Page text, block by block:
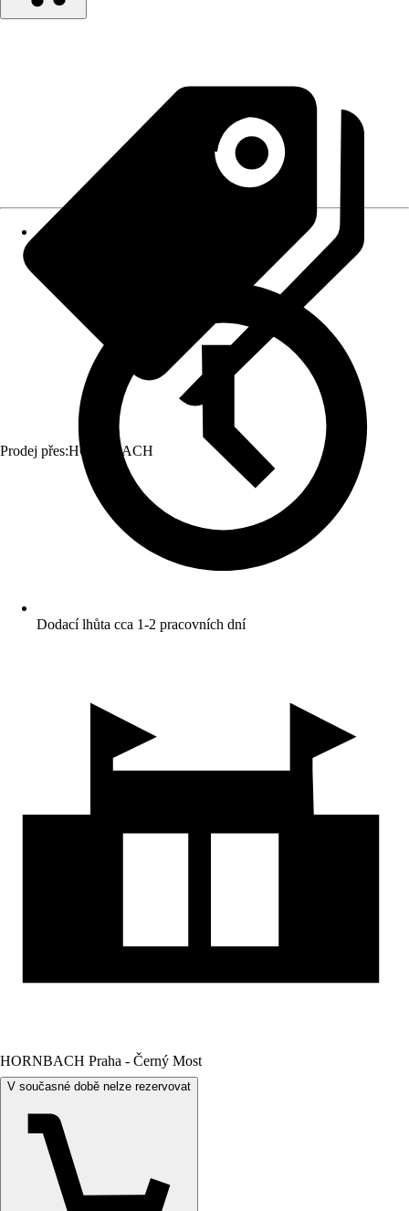
Prodej přes:HORNBACH
Dodací lhůta cca 1-2 pracovních dní
HORNBACH Praha - Černý Most
V současné době nelze rezervovat